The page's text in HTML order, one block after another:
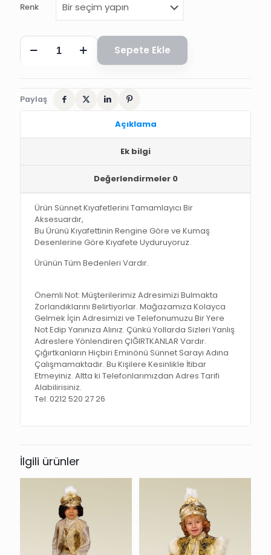
Renk
ŞEHZADE
SÜNNET
SÜNNET
Sepete Ekle
Paylaş
Açıklama
Ek bilgi
Değerlendirmeler 0
Ürün Sünnet Kıyafetlerini Tamamlayıcı Bir
Aksesuardır,
Bu Ürünü Kıyafettinin Rengine Göre ve Kumaş
Desenlerine Göre Kıyafete Uyduruyoruz.
Ürünün Tüm Bedenleri Vardır.
Önemli Not:Müşterilerimiz Adresimizi Bulmakta
Zorlandıklarını Belirtiyorlar. Mağazamıza Kolayca
Gelmek İçin Adresimizi ve Telefonumuzu Bir Yere
Not Edip Yanınıza Alınız. Çünkü Yollarda Sizleri Yanlış
Adreslere YönlendirenÇIĞIRTKANLARVardır.
Çığırtkanların Hiçbiri Eminönü Sünnet Sarayı Adına
Çalışmamaktadır. Bu KişilereKesinlikle İtibar
Etmeyiniz. Altta ki Telefonlarımızdan Adres Tarifi
Alabilirisiniz.
Tel:0212 520 27 26
İlgili ürünler